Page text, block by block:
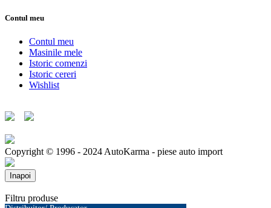
Contul meu
Contul meu
Masinile mele
Istoric comenzi
Istoric cereri
Wishlist
Copyright © 1996 - 2024 AutoKarma - piese auto import
Inapoi
Filtru produse